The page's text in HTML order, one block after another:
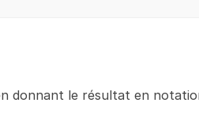
donnant le résultat en